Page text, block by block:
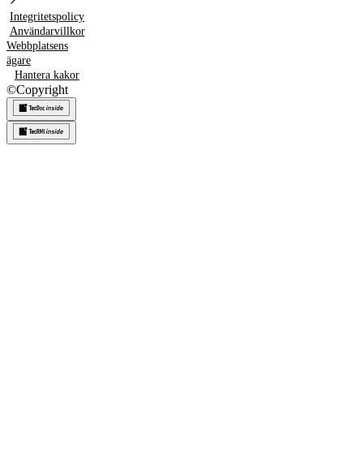
Integritetspolicy
Användarvillkor
Webbplatsens
ägare
Hantera kakor
©Copyright